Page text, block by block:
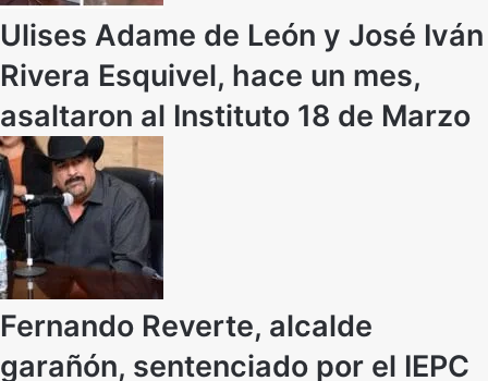
Ulises Adame de León y José Iván
Rivera Esquivel, hace un mes,
asaltaron al Instituto 18 de Marzo
Fernando Reverte, alcalde
garañón, sentenciado por el IEPC